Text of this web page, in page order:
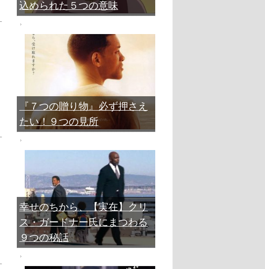
込められた５つの意味
『７つの贈り物』必ず押さえ
たい！９つの見所
幸せのちから、【実在】クリ
ス・ガードナー氏にまつわる
９つの秘話